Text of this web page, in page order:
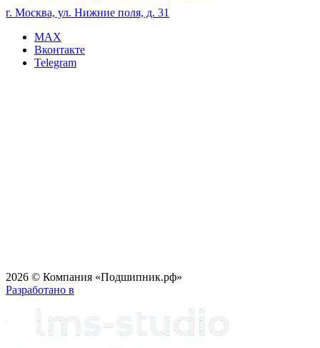
г. Москва, ул. Нижние поля, д. 31
MAX
Вконтакте
Telegram
2026 © Компания «Подшипник.рф»
Разработано в